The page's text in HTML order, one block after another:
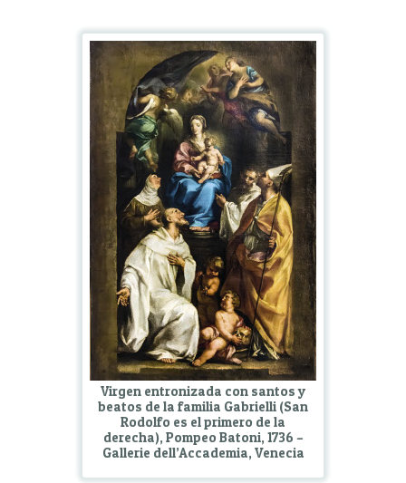
Virgen entronizada con santos y
beatos de la familia Gabrielli (San
Rodolfo es el primero de la
derecha), Pompeo Batoni, 1736 –
Gallerie dell’Accademia, Venecia